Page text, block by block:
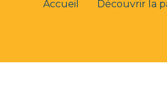
Accueil Découvrir la